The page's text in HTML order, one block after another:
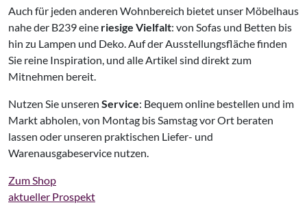
Auch für jeden anderen Wohnbereich bietet unser Möbelhaus
nahe der B239 eine riesige Vielfalt: von Sofas und Betten bis
hin zu Lampen und Deko. Auf der Ausstellungsfläche finden
Sie reine Inspiration, und alle Artikel sind direkt zum
Mitnehmen bereit.
Nutzen Sie unseren Service: Bequem online bestellen und im
Markt abholen, von Montag bis Samstag vor Ort beraten
lassen oder unseren praktischen Liefer- und
Warenausgabeservice nutzen.
Zum Shop
aktueller Prospekt